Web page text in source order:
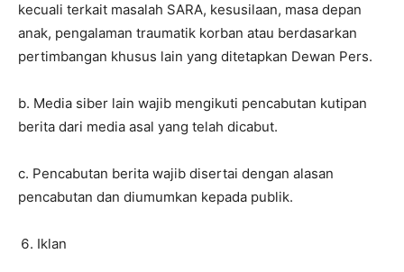
kecuali terkait masalah SARA, kesusilaan, masa depan
anak, pengalaman traumatik korban atau berdasarkan
pertimbangan khusus lain yang ditetapkan Dewan Pers.
b. Media siber lain wajib mengikuti pencabutan kutipan
berita dari media asal yang telah dicabut.
c. Pencabutan berita wajib disertai dengan alasan
pencabutan dan diumumkan kepada publik.
Iklan